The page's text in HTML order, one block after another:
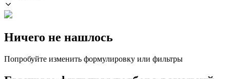
Ничего не нашлось
Попробуйте изменить формулировку или фильтры